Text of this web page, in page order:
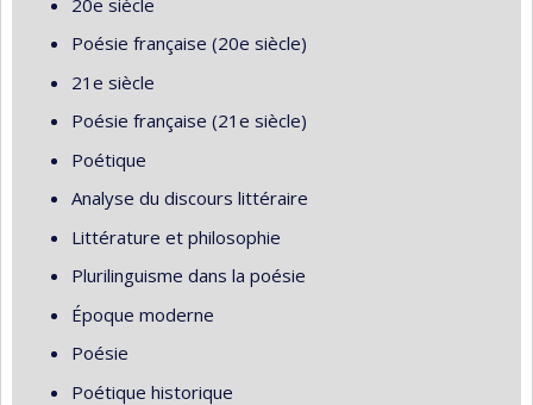
Poésie française (20e siècle)
21e siècle
Poésie française (21e siècle)
Poétique
Analyse du discours littéraire
Littérature et philosophie
Plurilinguisme dans la poésie
Époque moderne
Poésie
Poétique historique